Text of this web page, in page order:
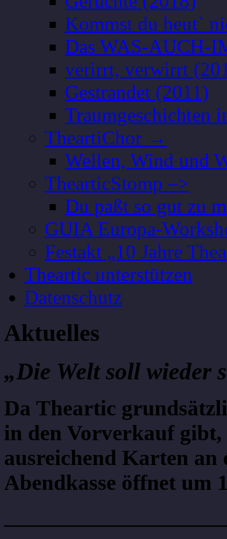
Kommst du heut`
Das WAS-AUCH-
verirrt, verwirrt
Gestrandet (2011)
Traumgeschichten
TheartiChor →
Wellen, Wind und
ThearticStomp –>
Du paßt so gut zu
GUIA Europa-
Festakt „10 Jahre
Theartic unterstützen
Datenschutz
Aktuelles
„Die Welt soll wieder
Da Theartic
in den Vorverkauf
ausreichend Karten an
Abendkasse öffnet um